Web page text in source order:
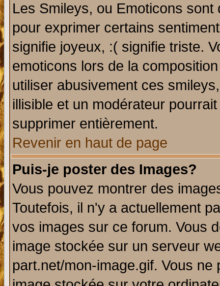
Les Smileys, ou Emoticons
pour exprimer certains
signifie joyeux, :( signifie triste.
emoticons lors de la
utiliser abusivement ces
illisible et un modérateur
supprimer entièrement.
Revenir en haut de page
Puis-je poster des Images?
Vous pouvez montrer des
Toutefois, il n'y a actuellement
vos images sur ce forum. Vous
image stockée sur un serveur
part.net/mon-image.gif. Vous